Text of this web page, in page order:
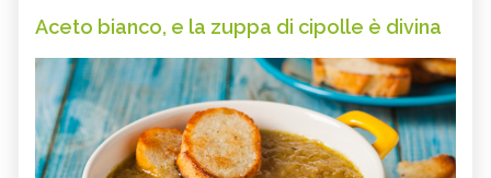
Aceto bianco, e la zuppa di cipolle è divina